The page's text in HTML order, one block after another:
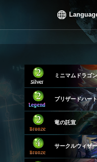
ミニマムドラゴン
竜の託宣
サークルウィザ